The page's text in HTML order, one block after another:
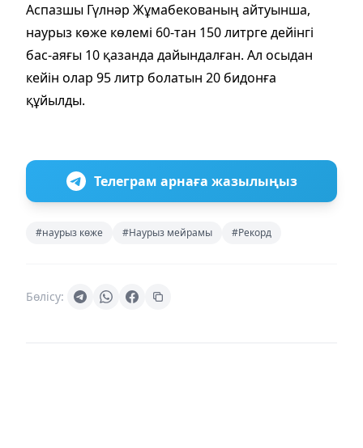
Аспазшы Гүлнәр Жұмабекованың айтуынша,
наурыз көже көлемі 60-тан 150 литрге дейінгі
бас-аяғы 10 қазанда дайындалған. Ал осыдан
кейін олар 95 литр болатын 20 бидонға
құйылды.
Телеграм арнаға жазылыңыз
#наурыз көже #Наурыз мейрамы #Рекорд
Бөлісу: